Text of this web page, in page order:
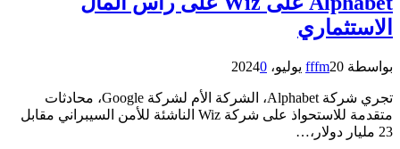
الاستثماري
بواسطة fffm20 يوليو، 2024 0
تجري شركة Alphabet، الشركة الأم لشركة Google، محادثات
متقدمة للاستحواذ على شركة Wiz الناشئة للأمن السيبراني مقابل
23 مليار دولار،…